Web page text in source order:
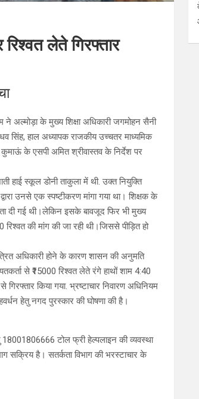
लेते गिरफ्तार
अल्मोड़ा के मुख्य शिक्षा अधिकारी जगमोहन सैनी
सिंह, हाल अध्यापक राजकीय उच्चतर माध्यमिक
के एसपी अमित श्रीवास्तव के निर्देश पर
हाई स्कूल डोनी ताकुला में थी. उक्त नियुक्ति
उनसे एक स्पष्टीकरण मांगा गया था। शिक्षक के
दी गई थी।लेकिन इसके बावजूद फिर भी मुख्य
की मांग की जा रही थी।जिससे पीड़ित हो
अधिकारी होने के कारण शासन की अनुमति
से ₹15000 रिश्वत लेते रंगे हाथों शाम 4:40
गिरफ्तार किया गया. भ्रष्टाचार निवारण अधिनियम
हेतु नगद पुरस्कार की घोषणा की है।
18001806666 टोल फ्री हेल्पलाइन की व्यवस्था
है। सतर्कता विभाग की भरस्टाचार के